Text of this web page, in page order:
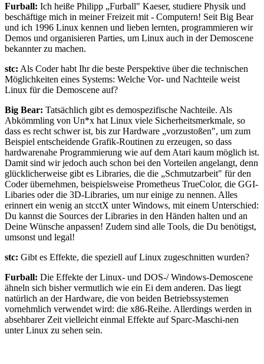
Furball: Ich heiße Philipp „Furball" Kaeser, studiere Physik und
beschäftige mich in meiner Freizeit mit - Computern! Seit Big Bear
und ich 1996 Linux kennen und lieben lernten, programmieren wir
Demos und organisieren Parties, um Linux auch in der Demoscene
bekannter zu machen.
stc: Als Coder habt Ihr die beste Perspektive über die technischen
Möglichkeiten eines Systems: Welche Vor- und Nachteile weist
Linux für die Demoscene auf?
Big Bear: Tatsächlich gibt es demospezifische Nachteile. Als
Abkömmling von Un*x hat Linux viele Sicherheitsmerkmale, so
dass es recht schwer ist, bis zur Hardware „vorzustoßen", um zum
Beispiel entscheidende Grafik-Routinen zu erzeugen, so dass
hardwarenahe Programmierung wie auf dem Atari kaum möglich ist.
Damit sind wir jedoch auch schon bei den Vorteilen angelangt, denn
glücklicherweise gibt es Libraries, die die „Schmutzarbeit" für den
Coder übernehmen, beispielsweise Prometheus TrueColor, die GGI-
Libaries oder die 3D-Libraries, um nur einige zu nennen. Alles
erinnert ein wenig an stcctX unter Windows, mit einem Unterschied:
Du kannst die Sources der Libraries in den Händen halten und an
Deine Wünsche anpassen! Zudem sind alle Tools, die Du benötigst,
umsonst und legal!
stc: Gibt es Effekte, die speziell auf Linux zugeschnitten wurden?
Furball: Die Effekte der Linux- und DOS-/ Windows-Demoscene
ähneln sich bisher vermutlich wie ein Ei dem anderen. Das liegt
natürlich an der Hardware, die von beiden Betriebssystemen
vornehmlich verwendet wird: die x86-Reihe. Allerdings werden in
absehbarer Zeit vielleicht einmal Effekte auf Sparc-Maschi-nen
unter Linux zu sehen sein.